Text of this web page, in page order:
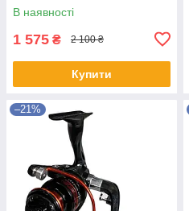
В наявності
1 575 ₴ 2 100 ₴
Купити
–21%